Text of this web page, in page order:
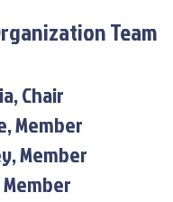
Team
Chair
Member
Member